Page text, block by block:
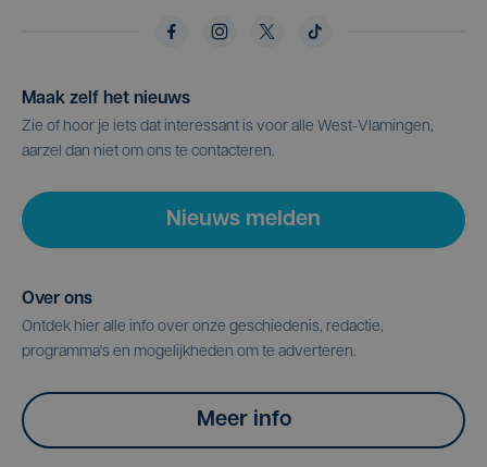
Maak zelf het nieuws
Zie of hoor je iets dat interessant is voor alle West-Vlamingen,
aarzel dan niet om ons te contacteren.
Nieuws melden
Over ons
Ontdek hier alle info over onze geschiedenis, redactie,
programma's en mogelijkheden om te adverteren.
Meer info